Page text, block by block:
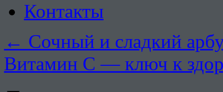
Контакты
← Сочный и сладкий
Витамин С — ключ к